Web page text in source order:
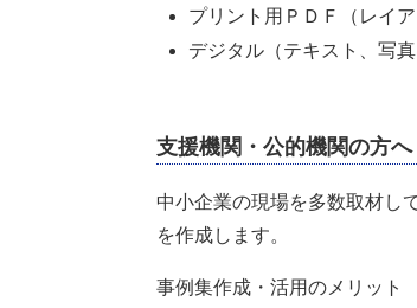
プリント用ＰＤＦ（レイア
デジタル（テキスト、写
支援機関・公的機関の方へ
中小企業の現場を多数取材し
を作成します。
事例集作成・活用のメリット